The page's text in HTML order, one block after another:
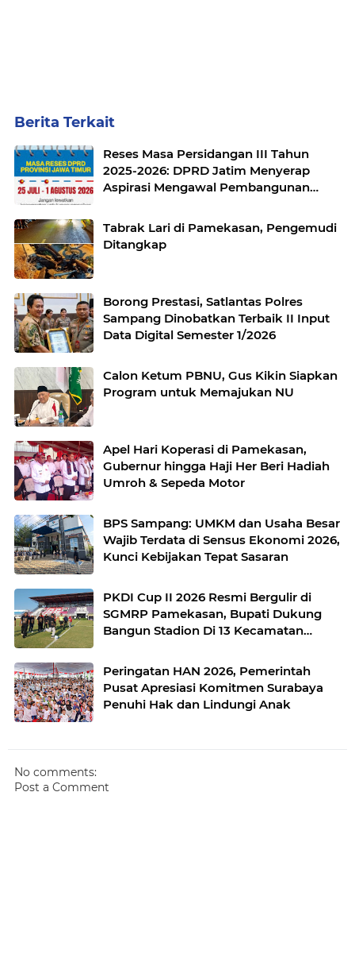
Berita Terkait
Reses Masa Persidangan III Tahun
2025-2026: DPRD Jatim Menyerap
Aspirasi Mengawal Pembangunan
Tabrak Lari di Pamekasan, Pengemudi
Ditangkap
Borong Prestasi, Satlantas Polres
Sampang Dinobatkan Terbaik II Input
Data Digital Semester 1/2026
Calon Ketum PBNU, Gus Kikin Siapkan
Program untuk Memajukan NU
Apel Hari Koperasi di Pamekasan,
Gubernur hingga Haji Her Beri Hadiah
Umroh & Sepeda Motor
BPS Sampang: UMKM dan Usaha Besar
Wajib Terdata di Sensus Ekonomi 2026,
Kunci Kebijakan Tepat Sasaran
PKDI Cup II 2026 Resmi Bergulir di
SGMRP Pamekasan, Bupati Dukung
Bangun Stadion Di 13 Kecamatan
Peringatan HAN 2026, Pemerintah
Pusat Apresiasi Komitmen Surabaya
Penuhi Hak dan Lindungi Anak
No comments:
Post a Comment